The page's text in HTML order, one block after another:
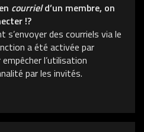
courrield’un membre, on
!?
s’envoyer des courriels via le
a été activée par
l’utilisation
par les invités.